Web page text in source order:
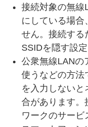
接続対象の無線
にしている場合
せん。接続する
SSIDを隠す設
公衆無線LANの
使うなどの方法
を入力しない
合があります。
ワークのサービ